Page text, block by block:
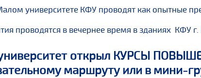
университете КФУ проводят как опытные
проводятся в вечернее время в зданиях КФУ г.
открыл КУРСЫ
маршруту или в мини-